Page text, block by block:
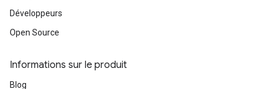
Développeurs
Open Source
Informations sur le produit
Blog